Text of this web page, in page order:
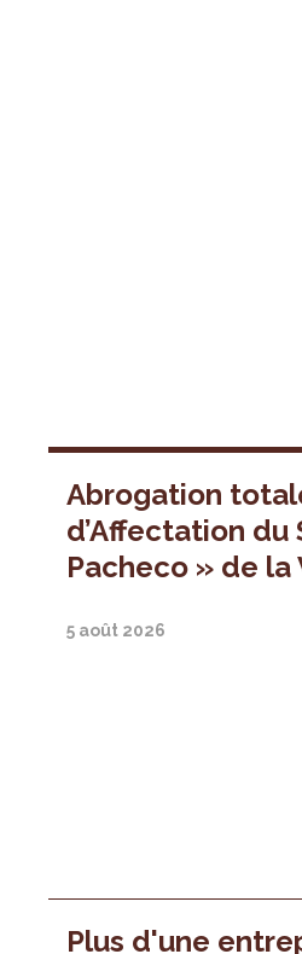
Abrogation
d’Affectation du
Pacheco » de
5 août 2026
Plus d'une